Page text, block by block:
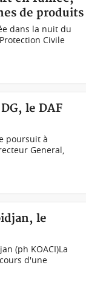
de produits
dans la nuit du
Civile
le DAF
poursuit à
General,
le
(ph KOACI) La
d'une